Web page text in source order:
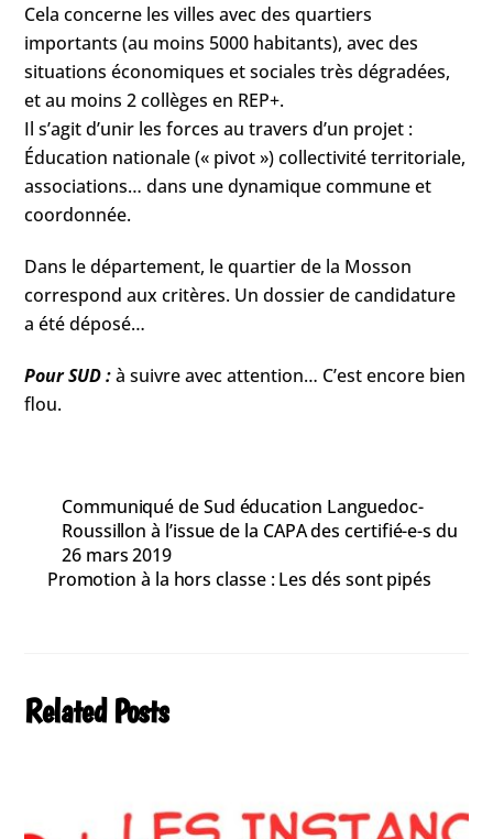
Cela concerne les villes avec des quartiers
importants (au moins 5000 habitants), avec des
situations économiques et sociales très dégradées,
et au moins 2 collèges en REP+.
Il s’agit d’unir les forces au travers d’un projet :
Éducation nationale (« pivot ») collectivité territoriale,
associations… dans une dynamique commune et
coordonnée.
Dans le département, le quartier de la Mosson
correspond aux critères. Un dossier de candidature
a été déposé…
Pour SUD : à suivre avec attention… C’est encore bien
flou.
Communiqué de Sud éducation Languedoc-
Roussillon à l’issue de la CAPA des certifié-e-s du
26 mars 2019
Promotion à la hors classe : Les dés sont pipés
Related Posts